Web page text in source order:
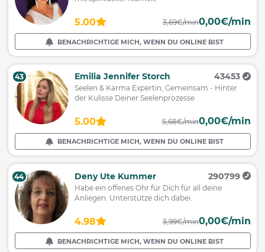
5.00 3,69€/min0,00€/min
BENACHRICHTIGE MICH, WENN DU ONLINE BIST
43 Emilia Jennifer Storch 43453
Seelen & Karma Expertin, Gemeinsam - Hinter
der Kulisse Deiner Seelenprozesse
5.00 5,68€/min0,00€/min
BENACHRICHTIGE MICH, WENN DU ONLINE BIST
44 Deny Ute Kummer 290799
Habe ein offenes Ohr für Dich für all deine
Anliegen. Unterstütze dich dabei.
4.98 3,99€/min0,00€/min
BENACHRICHTIGE MICH, WENN DU ONLINE BIST